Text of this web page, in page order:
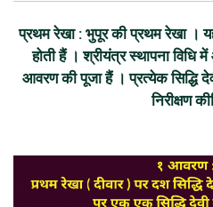
प्रथम रेखा : भुपूर की प्रथम रेखा ।
होती हैं । श्रीयंत्र स्थापना विधि में
आवरण की पूजा हैं । प्रत्येक सिद्धि
निरीक्षण